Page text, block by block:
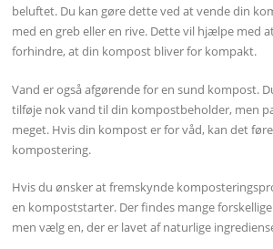
beluftet. Du kan gøre dette ved at vende din
med en greb eller en rive. Dette vil hjælpe med
forhindre, at din kompost bliver for kompakt.
Vand er også afgørende for en sund kompost.
tilføje nok vand til din kompostbeholder, men
meget. Hvis din kompost er for våd, kan det
kompostering.
Hvis du ønsker at fremskynde
en kompoststarter. Der findes mange
men vælg en, der er lavet af naturlige